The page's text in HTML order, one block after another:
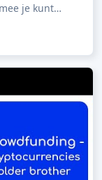
je kunt